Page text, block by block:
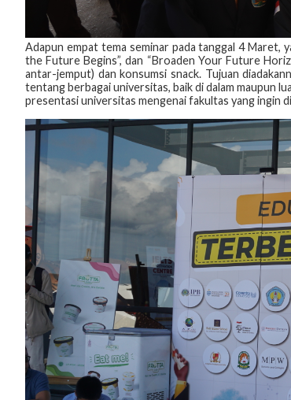
Adapun empat tema seminar pada tanggal 4 Maret,
the Future Begins”, dan “Broaden Your Future
antar-jemput) dan konsumsi snack. Tujuan
tentang berbagai universitas, baik di dalam maupun
presentasi universitas mengenai fakultas yang ingin